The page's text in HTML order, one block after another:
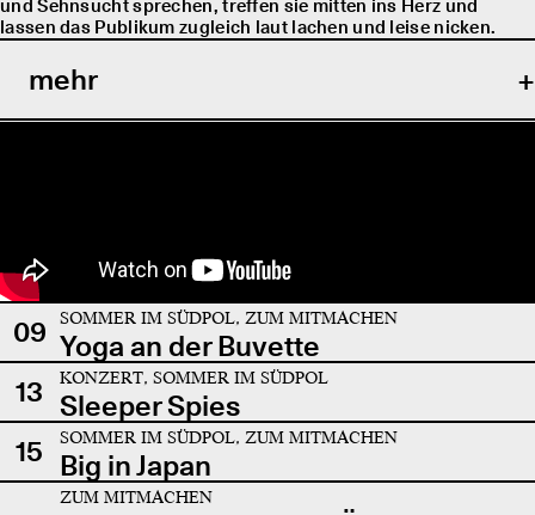
und Sehnsucht sprechen, treffen sie mitten ins Herz und
lassen das Publikum zugleich laut lachen und leise nicken.
mehr
09 SOMMER IM SÜDPOL, ZUM MITMACHEN
Yoga an der Buvette
13
KONZERT, SOMMER IM SÜDPOL
Sleeper Spies
15
SOMMER IM SÜDPOL, ZUM MITMACHEN
Big in Japan
ZUM MITMACHEN